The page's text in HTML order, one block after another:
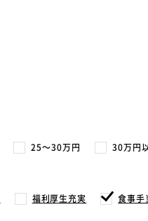
25〜30万円 30万円
福利厚生充実 食事手